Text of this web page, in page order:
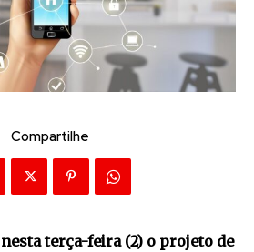
Compartilhe
terça-feira (2) o projeto de